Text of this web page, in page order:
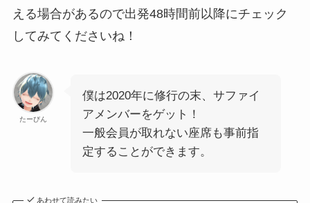
える場合があるので出発48時間前以降にチェック
してみてくださいね！
たーびん
僕は2020年に修行の末、サファイ
アメンバーをゲット！
一般会員が取れない座席も事前指
定することができます。
あわせて読みたい